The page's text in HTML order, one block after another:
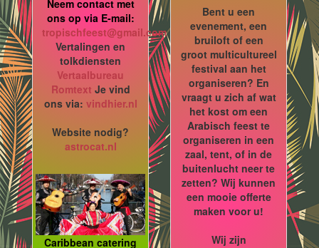
Neem contact met
ons op via E-mail:
tropischfeest@gmail.com
Vertalingen en
tolkdiensten
Vertaalbureau
Romtext Je vind
ons via: vindhier.nl
Website nodig?
astrocat.nl
Caribbean catering
Bent u een
evenement, een
bruiloft of een
groot multicultureel
festival aan het
organiseren? En
vraagt u zich af wat
het kost om een
Arabisch feest te
organiseren in een
zaal, tent, of in de
buitenlucht neer te
zetten? Wij kunnen
een mooie offerte
maken voor u!
Wij zijn